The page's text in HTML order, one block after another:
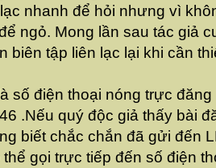
nhanh để hỏi nhưng vì
ngỏ. Mong lần sau tác giả
biên tập liên lạc lại khi cần
số điện thoại nóng trực
.Nếu quý độc giả thấy bài
biết chắc chắn đã gửi đến
gọi trực tiếp đến số điện